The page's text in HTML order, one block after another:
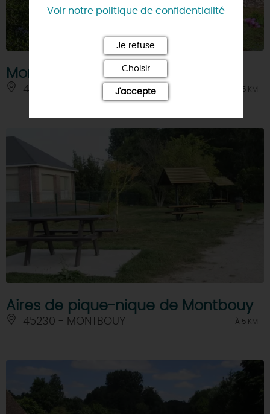
Montbouy
45230 - MONTBOUY À 5 KM
Aires de pique-nique de Montbouy
45230 - MONTBOUY À 5 KM
Voir notre politique de confidentialité
Je refuse
Choisir
J'accepte